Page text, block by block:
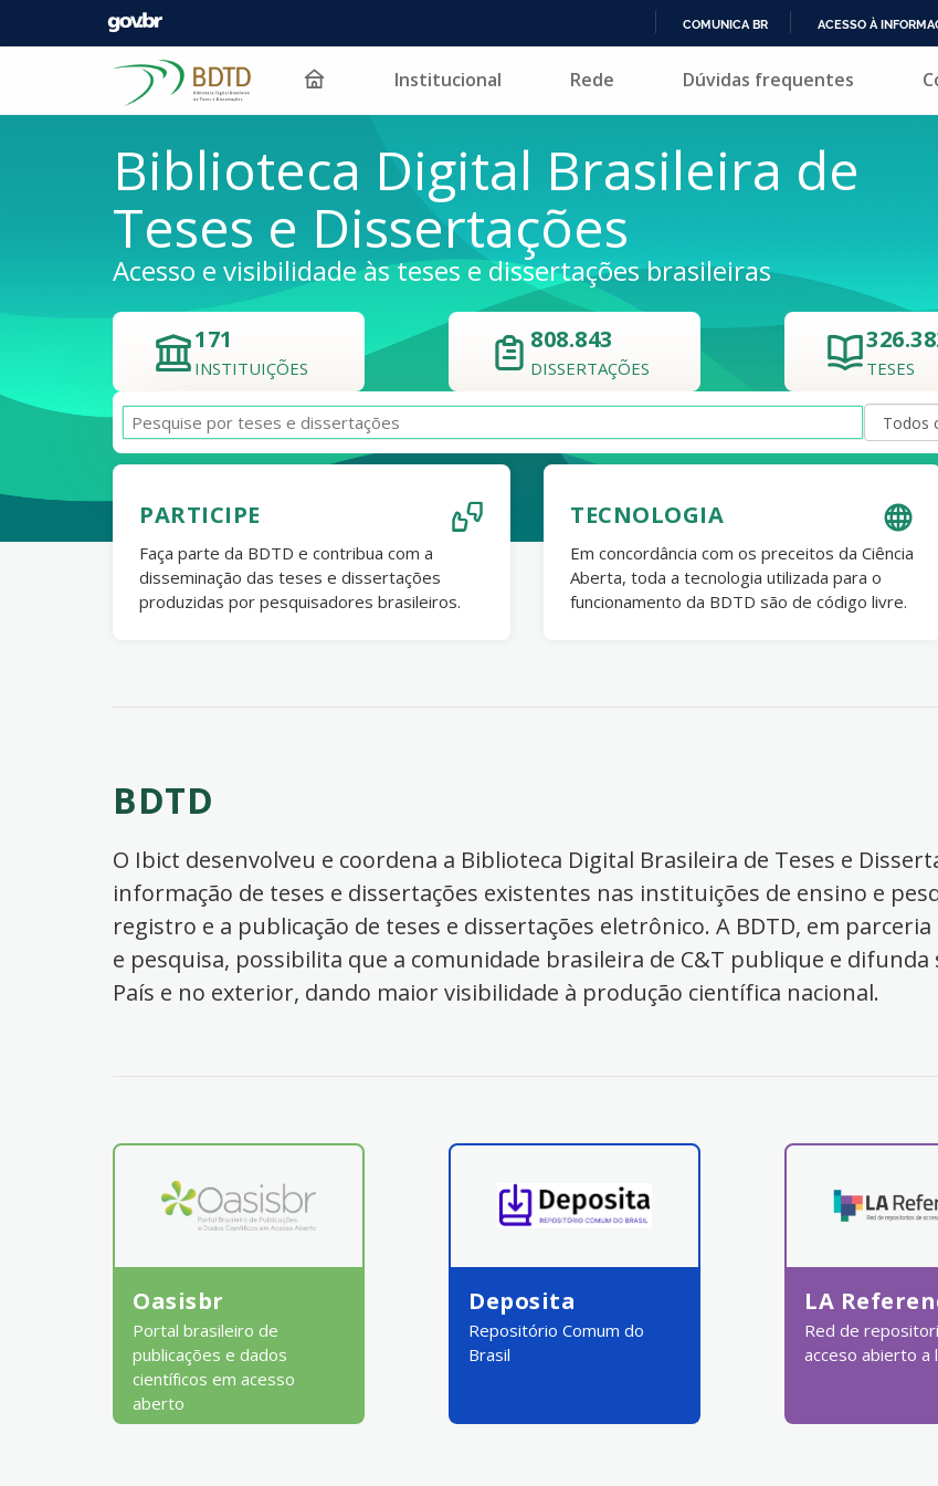
PARA
COMUNICA BR ACESSO À
Pular para o conteúdo Institucional Rede Dúvidas frequentes
Biblioteca Digital Brasileira de
Teses e Dissertações
Acesso e visibilidade às teses e dissertações brasileiras
171
INSTITUIÇÕES
808.843
DISSERTAÇÕES TESES
PARTICIPE
Faça parte da BDTD e contribua com a
disseminação das teses e dissertações
produzidas por pesquisadores brasileiros.
TECNOLOGIA
Em concordância com os preceitos da Ciência
Aberta, toda a tecnologia utilizada para o
funcionamento da BDTD são de código livre.
BDTD
O Ibict desenvolveu e coordena a Biblioteca Digital Brasileira de Teses e
informação de teses e dissertações existentes nas instituições de ensino e
registro e a publicação de teses e dissertações eletrônico. A BDTD, em
e pesquisa, possibilita que a comunidade brasileira de C&T publique e
País e no exterior, dando maior visibilidade à produção científica nacional.
Oasisbr
Portal brasileiro de
publicações e dados
científicos em acesso
aberto
Deposita
Repositório Comum do
Brasil
LA
Red de
acceso abierto a